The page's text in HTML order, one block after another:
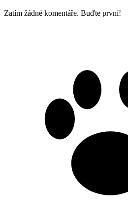
Zatím žádné komentáře. Buďte první!